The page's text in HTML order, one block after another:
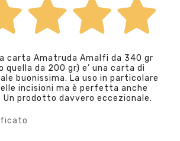
carta Amatruda Amalfi da 340 gr
quella da 200 gr) e’ una carta di
buonissima. La uso in particolare
incisioni ma è perfetta anche
Un prodotto davvero eccezionale.